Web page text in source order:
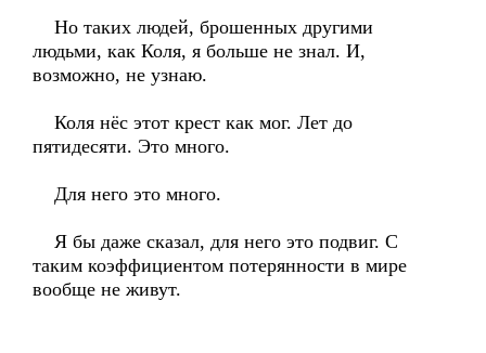
Но таких людей, брошенных другими
людьми, как Коля, я больше не знал. И,
возможно, не узнаю.
Коля нёс этот крест как мог. Лет до
пятидесяти. Это много.
Для него это много.
Я бы даже сказал, для него это подвиг. С
таким коэффициентом потерянности в мире
вообще не живут.